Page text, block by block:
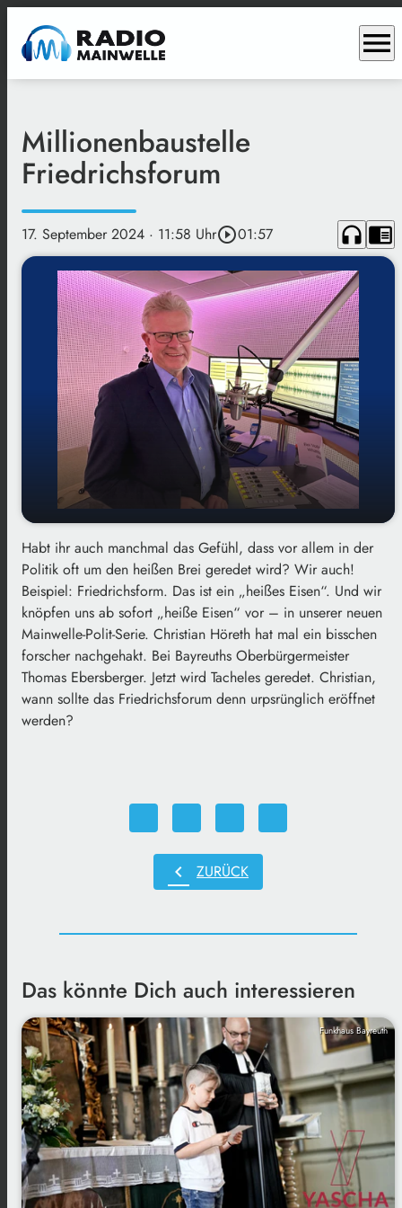
menu
Millionenbaustelle
Friedrichsforum
17. September 2024 · 11:58 Uhrplay_circle_outline01:57 headphones chrome_reader_mode
play_arrow Millionenbaustelle Friedrichsforum
00:00 01:57
Habt ihr auch manchmal das Gefühl, dass vor allem in der
Politik oft um den heißen Brei geredet wird? Wir auch!
Beispiel: Friedrichsform. Das ist ein „heißes Eisen“. Und wir
knöpfen uns ab sofort „heiße Eisen“ vor – in unserer neuen
Mainwelle-Polit-Serie. Christian Höreth hat mal ein bisschen
forscher nachgehakt. Bei Bayreuths Oberbürgermeister
Thomas Ebersberger. Jetzt wird Tacheles geredet. Christian,
wann sollte das Friedrichsforum denn urpsrünglich eröffnet
werden?
chevron_left ZURÜCK
Das könnte Dich auch interessieren
Funkhaus Bayreuth